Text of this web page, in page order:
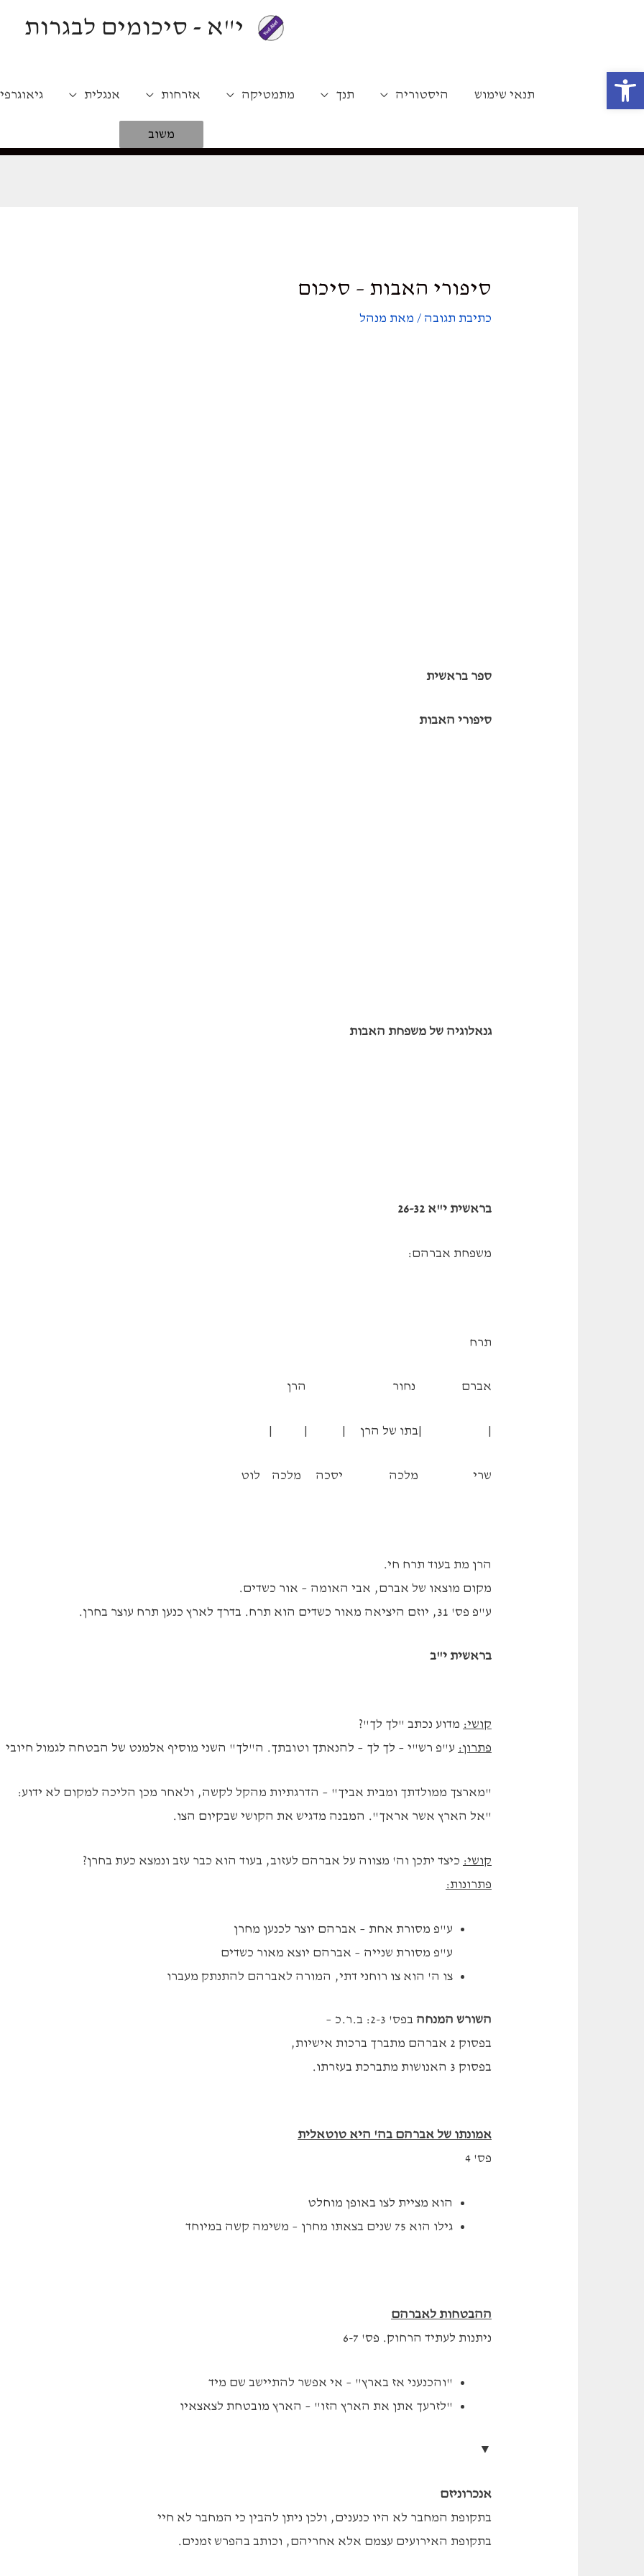
י"א - סיכומים לבגרות
תנאי שימוש היסטוריה תנך מתמטיקה אזרחות אנגלית
משוב
סיפורי האבות – סיכום
כתיבת תגובה / מאת מנהל
ספר בראשית
סיפורי האבות
גנאלוגיה של משפחת האבות
בראשית י"א 26-32
משפחת אברהם:
תרח
אברם נחור הרן
| |בתו של הרן | | |
שרי מלכה יסכה מלכה לוט
הרן מת בעוד תרח חי.
מקום מוצאו של אברם, אבי האומה – אור כשדים.
ע"פ פס' 31, יוזם היציאה מאור כשדים הוא תרח. בדרך לארץ כנען תרח עוצר בחרן.
בראשית י"ב
קושי: מדוע נכתב "לך לך"?
פתרון: ע"פ רש"י – לך לך – להנאתך וטובתך. ה"לך" השני מוסיף אלמנט של הבטחה לגמול חיובי
"מארצך ממולדתך ומבית אביך" – הדרגתיות מהקל לקשה, ולאחר מכן הליכה למקום לא ידוע:
"אל הארץ אשר אראך". המבנה מדגיש את הקושי שבקיום הצו.
קושי: כיצד יתכן וה' מצווה על אברהם לעזוב, בעוד הוא כבר עזב ונמצא כעת בחרן?
פתרונות:
ע"פ מסורת אחת – אברהם יוצר לכנען מחרן
ע"פ מסורת שנייה – אברהם יוצא מאור כשדים
צו ה' הוא צו רוחני דתי, המורה לאברהם להתנתק מעברו
השורש המנחה בפס' 2-3: ב.ר.כ –
בפסוק 2 אברהם מתברך ברכות אישיות,
בפסוק 3 האנושות מתברכת בעזרתו.
אמונתו של אברהם בה' היא טוטאלית
פס' 4
הוא מציית לצו באופן מוחלט
גילו הוא 75 שנים בצאתו מחרן – משימה קשה במיוחד
ההבטחות לאברהם
ניתנות לעתיד הרחוק. פס' 6-7
"והכנעני אז בארץ" – אי אפשר להתיישב שם מיד
"לזרעך אתן את הארץ הזו" – הארץ מובטחת לצאצאיו
▼
אנכרוניזם
בתקופת המחבר לא היו כנענים, ולכן ניתן להבין כי המחבר לא חיי
בתקופת האירועים עצמם אלא אחריהם, וכותב בהפרש זמנים.
פתח סרגל נגישות